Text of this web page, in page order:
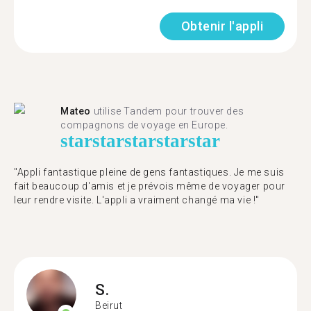
Obtenir l'appli
Mateo utilise Tandem pour trouver des
compagnons de voyage en Europe.
starstarstarstarstar
"Appli fantastique pleine de gens fantastiques. Je me suis
fait beaucoup d'amis et je prévois même de voyager pour
leur rendre visite. L'appli a vraiment changé ma vie !"
S.
Beirut